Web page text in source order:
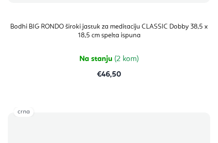
Bodhi BIG RONDO široki jastuk za meditaciju CLASSIC Dobby 38,5 x
18,5 cm spelta ispuna
Na stanju (2 kom)
€46,50
crna